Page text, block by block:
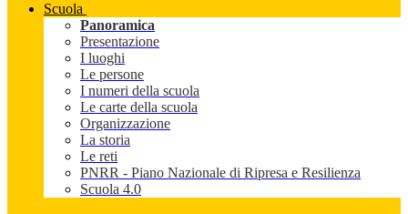
Scuola
Panoramica
Presentazione
I luoghi
Le persone
I numeri della scuola
Le carte della scuola
Organizzazione
La storia
Le reti
PNRR - Piano Nazionale di Ripresa e Resilienza
Scuola 4.0